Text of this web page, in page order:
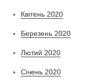
Квітень 2020
Березень 2020
Лютий 2020
Січень 2020